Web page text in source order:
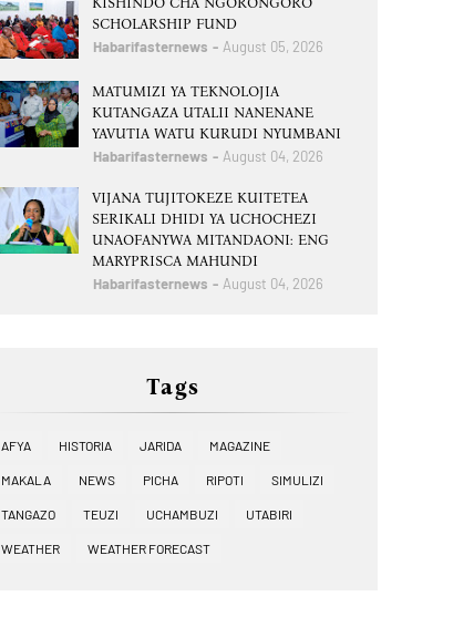
SCHOLARSHIP FUND
Habarifasternews August 05, 2026
MATUMIZI YA TEKNOLOJIA
KUTANGAZA UTALII NANENANE
YAVUTIA WATU KURUDI NYUMBANI
Habarifasternews August 04, 2026
VIJANA TUJITOKEZE KUITETEA
SERIKALI DHIDI YA UCHOCHEZI
UNAOFANYWA MITANDAONI: ENG
MARYPRISCA MAHUNDI
Habarifasternews August 04, 2026
Tags
AFYA HISTORIA JARIDA MAGAZINE
MAKALA NEWS PICHA RIPOTI SIMULIZI
TANGAZO TEUZI UCHAMBUZI UTABIRI
WEATHER WEATHER FORECAST